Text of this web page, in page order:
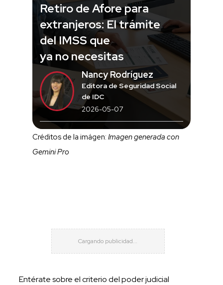
Retiro de Afore para
extranjeros: El trámite
del IMSS que
ya no necesitas
Nancy Rodríguez
Editora de Seguridad Social
de IDC
2026-05-07
Créditos de la imágen: Imagen generada con
Gemini Pro
Entérate sobre el criterio del poder judicial